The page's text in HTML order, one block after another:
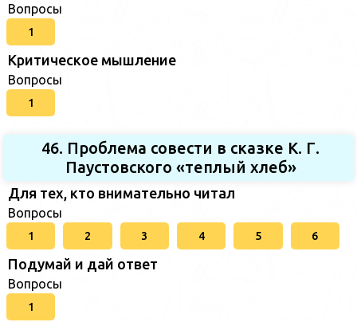
Вопросы
1
Критическое мышление
Вопросы
1
46. Проблема совести в сказке К. Г.
Паустовского «теплый хлеб»
Для тех, кто внимательно читал
Вопросы
1 2 3 4 5 6
Подумай и дай ответ
Вопросы
1